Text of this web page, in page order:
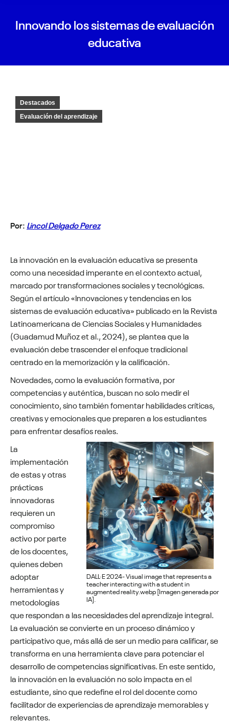
Innovando los sistemas de evaluación
educativa
Destacados
Evaluación del aprendizaje
Por: Lincol Delgado Perez
La innovación en la evaluación educativa se presenta
como una necesidad imperante en el contexto actual,
marcado por transformaciones sociales y tecnológicas.
Según el artículo «Innovaciones y tendencias en los
sistemas de evaluación educativa» publicado en la Revista
Latinoamericana de Ciencias Sociales y Humanidades
(Guadamud Muñoz et al., 2024), se plantea que la
evaluación debe trascender el enfoque tradicional
centrado en la memorización y la calificación.
Novedades, como la evaluación formativa, por
competencias y auténtica, buscan no solo medir el
conocimiento, sino también fomentar habilidades críticas,
creativas y emocionales que preparena los estudiantes
para enfrentar desafíos reales.
DALL·E 2024- Visual image that represents a
teacher interacting with a student in
augmented reality.webp [Imagen generada por
IA].
La
implementación
de estas y otras
prácticas
innovadoras
requieren un
compromiso
activo por parte
de los docentes,
quienes deben
adoptar
herramientas y
metodologías
que respondan a las necesidades del aprendizaje integral.
La evaluación se convierte en un proceso dinámico y
participativo que, más allá de ser un medio para calificar, se
transforma en una herramienta clave para potenciar el
desarrollo de competencias significativas. En este sentido,
la innovación en la evaluación no solo impacta en el
estudiante, sino que redefine el rol del docente como
facilitador de experiencias de aprendizaje memorables y
relevantes.